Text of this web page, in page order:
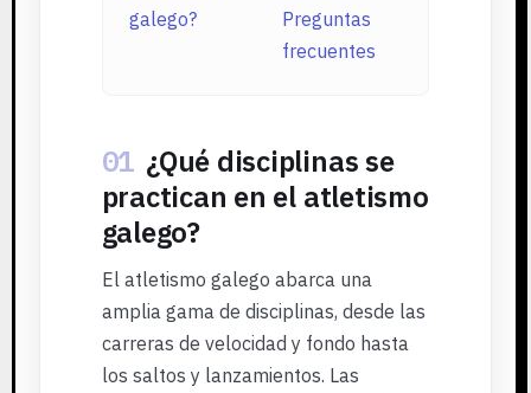
galego?
Preguntas
frecuentes
01 ¿Qué disciplinas se
practican en el atletismo
galego?
El atletismo galego abarca una
amplia gama de disciplinas, desde las
carreras de velocidad y fondo hasta
los saltos y lanzamientos. Las